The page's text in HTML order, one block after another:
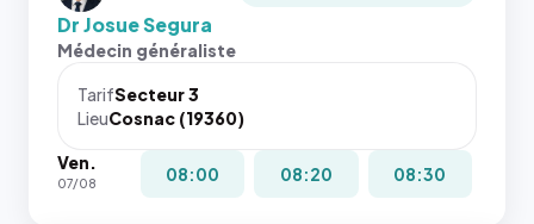
Dr Josue Segura
Médecin généraliste
TarifSecteur 3
LieuCosnac (19360)
Ven.
07/08 08:00 08:20 08:30